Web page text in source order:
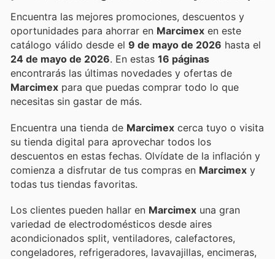
Encuentra las mejores promociones, descuentos y
oportunidades para ahorrar en Marcimex en este
catálogo válido desde el 9 de mayo de 2026 hasta el
24 de mayo de 2026 . En estas 16 páginas
encontrarás las últimas novedades y ofertas de
Marcimex para que puedas comprar todo lo que
necesitas sin gastar de más.
Encuentra una tienda de Marcimex cerca tuyo o visita
su tienda digital para aprovechar todos los
descuentos en estas fechas. Olvídate de la inflación y
comienza a disfrutar de tus compras en Marcimex y
todas tus tiendas favoritas.
Los clientes pueden hallar en Marcimex una gran
variedad de electrodomésticos desde aires
acondicionados split, ventiladores, calefactores,
congeladores, refrigeradores, lavavajillas, encimeras,